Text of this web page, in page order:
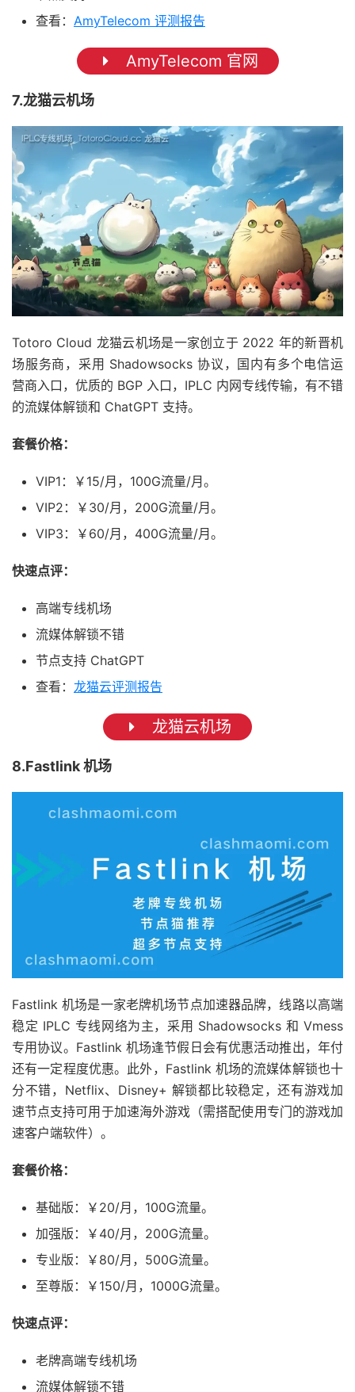
查看： AmyTelecom 评测报告
AmyTelecom 官网
7.龙猫云机场
Totoro Cloud 龙猫云机场是一家创立于 2022 年的新晋机
场服务商，采用 Shadowsocks 协议，国内有多个电信运
营商入口，优质的 BGP 入口，IPLC 内网专线传输，有不错
的流媒体解锁和 ChatGPT 支持。
套餐价格：
VIP1：￥15/月，100G流量/月。
VIP2：￥30/月，200G流量/月。
VIP3：￥60/月，400G流量/月。
快速点评：
高端专线机场
流媒体解锁不错
节点支持 ChatGPT
查看： 龙猫云评测报告
龙猫云机场
8.Fastlink 机场
Fastlink 机场是一家老牌机场节点加速器品牌，线路以高端
稳定 IPLC 专线网络为主，采用 Shadowsocks 和 Vmess
专用协议。Fastlink 机场逢节假日会有优惠活动推出，年付
还有一定程度优惠。此外，Fastlink 机场的流媒体解锁也十
分不错，Netflix、Disney+ 解锁都比较稳定，还有游戏加
速节点支持可用于加速海外游戏（需搭配使用专门的游戏加
速客户端软件）。
套餐价格：
基础版：￥20/月，100G流量。
加强版：￥40/月，200G流量。
专业版：￥80/月，500G流量。
至尊版：￥150/月，1000G流量。
快速点评：
老牌高端专线机场
流媒体解锁不错